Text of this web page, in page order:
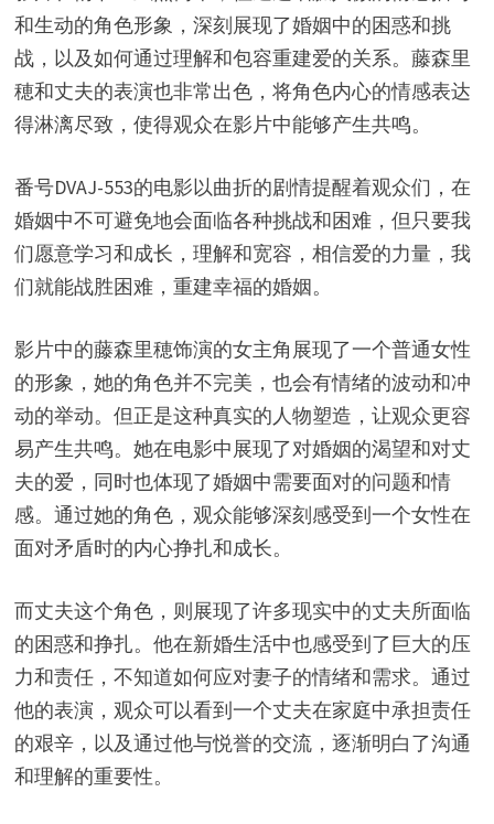
和生动的角色形象，深刻展现了婚姻中的困惑和挑
战，以及如何通过理解和包容重建爱的关系。藤森里
穂和丈夫的表演也非常出色，将角色内心的情感表达
得淋漓尽致，使得观众在影片中能够产生共鸣。
番号DVAJ-553的电影以曲折的剧情提醒着观众们，在
婚姻中不可避免地会面临各种挑战和困难，但只要我
们愿意学习和成长，理解和宽容，相信爱的力量，我
们就能战胜困难，重建幸福的婚姻。
影片中的藤森里穂饰演的女主角展现了一个普通女性
的形象，她的角色并不完美，也会有情绪的波动和冲
动的举动。但正是这种真实的人物塑造，让观众更容
易产生共鸣。她在电影中展现了对婚姻的渴望和对丈
夫的爱，同时也体现了婚姻中需要面对的问题和情
感。通过她的角色，观众能够深刻感受到一个女性在
面对矛盾时的内心挣扎和成长。
而丈夫这个角色，则展现了许多现实中的丈夫所面临
的困惑和挣扎。他在新婚生活中也感受到了巨大的压
力和责任，不知道如何应对妻子的情绪和需求。通过
他的表演，观众可以看到一个丈夫在家庭中承担责任
的艰辛，以及通过他与悦誉的交流，逐渐明白了沟通
和理解的重要性。